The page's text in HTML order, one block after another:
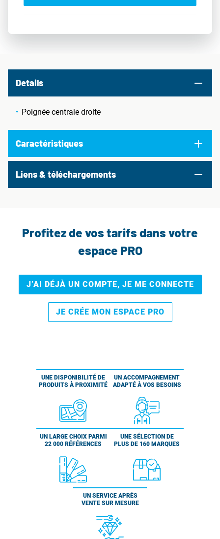
Details
Poignée centrale droite
Caractéristiques
Liens & téléchargements
Profitez de vos tarifs dans votre
espace PRO
J’AI DÉJÀ UN COMPTE, JE ME CONNECTE
JE CRÉE MON ESPACE PRO
UNE DISPONIBILITÉ DE
PRODUITS À PROXIMITÉ
UN ACCOMPAGNEMENT
ADAPTÉ À VOS BESOINS
UN LARGE CHOIX PARMI
22 000 RÉFÉRENCES
UNE SÉLECTION DE
PLUS DE 160 MARQUES
UN SERVICE APRÈS
VENTE SUR MESURE